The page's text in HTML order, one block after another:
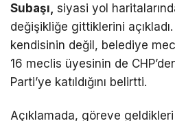
Subaşı, siyasi yol
değişikliğe gittiklerini açıkladı.
kendisinin değil, belediye
16 meclis üyesinin de
Parti’ye katıldığını belirtti.
Açıklamada, göreve